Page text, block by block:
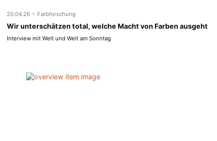
20.04.26 - Farbforschung
Wir unterschätzen total, welche Macht von Farben ausgeht
Interview mit Welt und Welt am Sonntag